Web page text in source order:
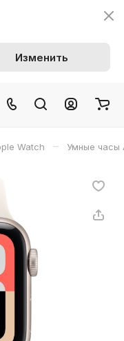
Изменить
Watch – Умные часы